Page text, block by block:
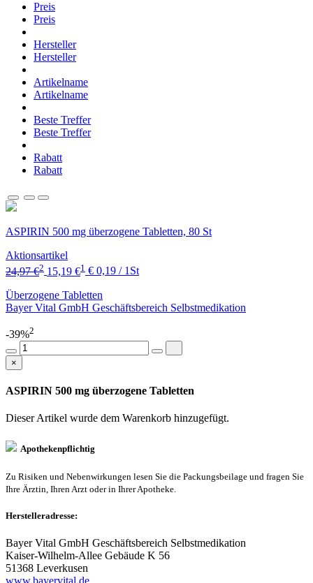
Preis
Preis
Hersteller
Hersteller
Artikelname
Artikelname
Beste Treffer
Beste Treffer
Rabatt
Rabatt
ASPIRIN 500 mg überzogene Tabletten, 80 St
Aktionsartikel
24,97 €2 15,19 €1 € 0,19 / 1St
Überzogene Tabletten
Bayer Vital GmbH Geschäftsbereich Selbstmedikation
-39%2
×
ASPIRIN 500 mg überzogene Tabletten
Dieser Artikel wurde dem Warenkorb hinzugefügt.
Apothekenpflichtig
Zu Risiken und Nebenwirkungen lesen Sie die Packungsbeilage und fragen Sie
Ihre Ärztin, Ihren Arzt oder in Ihrer Apotheke.
Herstelleradresse:
Bayer Vital GmbH Geschäftsbereich Selbstmedikation
Kaiser-Wilhelm-Allee Gebäude K 56
51368 Leverkusen
www.bayervital.de